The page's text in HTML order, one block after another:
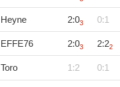
Heyne 2:03 0:1
EFFE76 2:03 2:22
Toro 1:2 0:1